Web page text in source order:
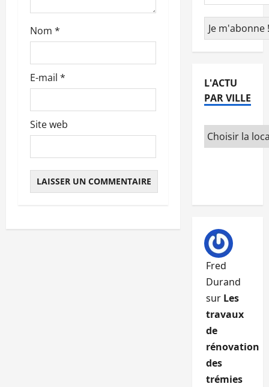
t
i
c
l
e
Nom *
E-mail *
Site web
L'ACTU
PAR VILLE
Fred
Durand
sur Les
travaux
de
rénovation
des
trémies